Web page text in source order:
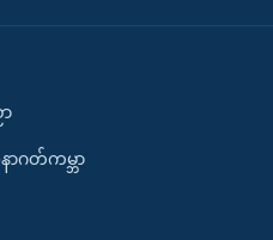
ဂတ်ကမ္ဘာ